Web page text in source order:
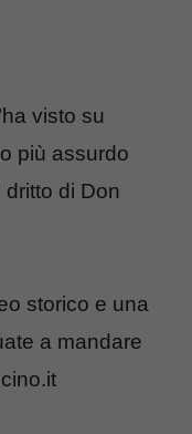
visto su
più assurdo
di Don
storico e una
a mandare